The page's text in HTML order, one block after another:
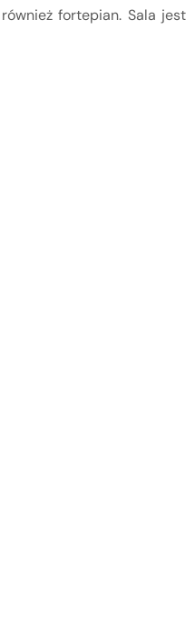
fortepian. Sala jest